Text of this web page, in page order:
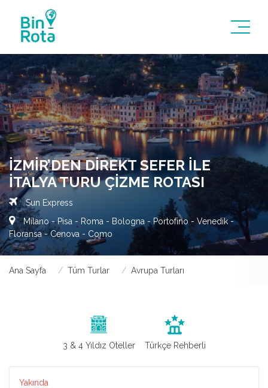
İZMIR’DEN DIREKT SEFER İLE
İTALYA TURU ÇIZME ROTASI
Sun Express
Milano - Pisa - Roma - Bologna - Portofino - Venedik -
Floransa - Cenova - Como
Ana Sayfa Tüm Turlar Avrupa Turları
3 & 4 Yıldız Oteller Türkçe Rehberli
Yakında